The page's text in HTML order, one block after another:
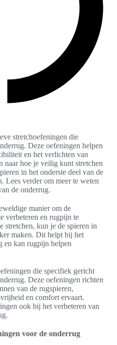
stretchoefeningen die
Deze oefeningen helpen
en het verlichten van
hoe je veilig kunt stretchen
in het onderste deel van de
Lees verder om meer te weten
de onderrug.
manier om de
verbeteren en rugpijn te
stretchen, kun je de spieren in
maken. Dit helpt bij het
en kan rugpijn helpen
die specifiek gericht
Deze oefeningen richten
van de rugspieren,
en comfort ervaart.
ook bij het verbeteren van
voor de onderrug